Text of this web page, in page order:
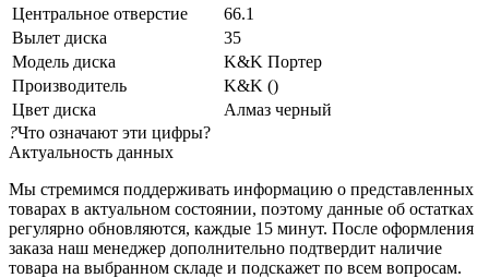
Центральное отверстие
66.1
Вылет диска
35
Модель диска
K&K Портер
Производитель
K&K ()
Цвет диска
Алмаз черный
?Что означают эти цифры?
Актуальность данных
Мы стремимся поддерживать информацию о представленных
товарах в актуальном состоянии, поэтому данные об остатках
регулярно обновляются, каждые 15 минут. После оформления
заказа наш менеджер дополнительно подтвердит наличие
товара на выбранном складе и подскажет по всем вопросам.